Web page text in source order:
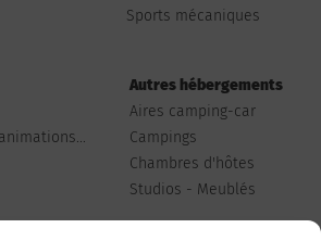
Sports mécaniques
Autres hébergements
Aires camping-car
Campings
Chambres d'hôtes
Studios - Meublés